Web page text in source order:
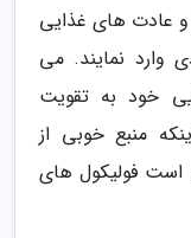
عادت های غذایی
وارد نمایند. می
خود به تقویت
منبع خوبی از
فولیکول های